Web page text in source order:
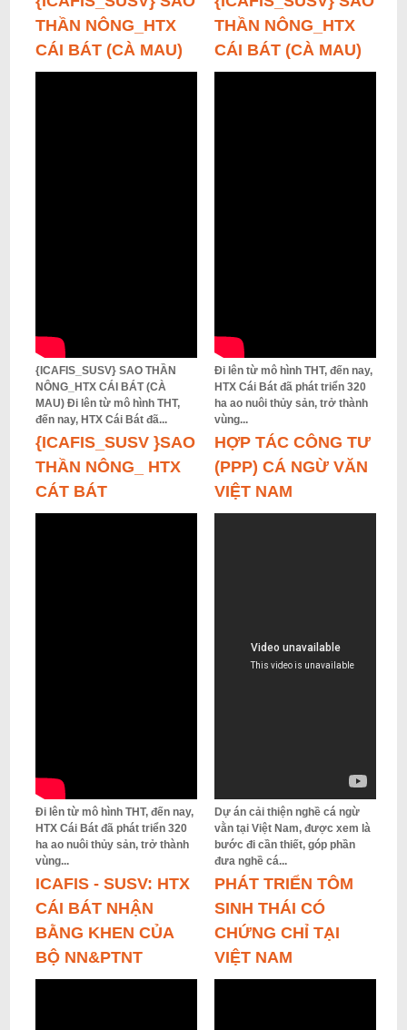
THẦN NÔNG_HTX
CÁI BÁT (CÀ MAU)
{ICAFIS_SUSV} SAO THẦN
NÔNG_HTX CÁI BÁT (CÀ
MAU) Đi lên từ mô hình THT,
đến nay, HTX Cái Bát đã...
THẦN NÔNG_HTX
CÁI BÁT (CÀ MAU)
Đi lên từ mô hình THT, đến nay,
HTX Cái Bát đã phát triển 320
ha ao nuôi thủy sản, trở thành
vùng...
{ICAFIS_SUSV }SAO
THẦN NÔNG_ HTX
CÁT BÁT
Đi lên từ mô hình THT, đến nay,
HTX Cái Bát đã phát triển 320
ha ao nuôi thủy sản, trở thành
vùng...
HỢP TÁC CÔNG TƯ
(PPP) CÁ NGỪ VĂN
VIỆT NAM
Dự án cải thiện nghề cá ngừ
vằn tại Việt Nam, được xem là
bước đi cần thiết, góp phần
đưa nghề cá...
ICAFIS - SUSV: HTX
CÁI BÁT NHẬN
BẰNG KHEN CỦA
BỘ NN&PTNT
PHÁT TRIỂN TÔM
SINH THÁI CÓ
CHỨNG CHỈ TẠI
VIỆT NAM